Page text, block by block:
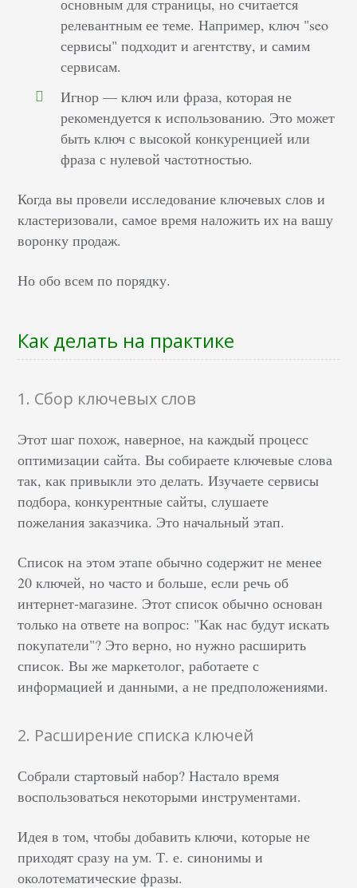
релевантным ее теме. Например, ключ "seo
сервисы" подходит и агентству, и самим
сервисам.
Игнор — ключ или фраза, которая не
рекомендуется к использованию. Это может
быть ключ с высокой конкуренцией или
фраза с нулевой частотностью.
Когда вы провели исследование ключевых слов и
кластеризовали, самое время наложить их на вашу
воронку продаж.
Но обо всем по порядку.
Как делать на практике
1. Сбор ключевых слов
Этот шаг похож, наверное, на каждый процесс
оптимизации сайта. Вы собираете ключевые слова
так, как привыкли это делать. Изучаете сервисы
подбора, конкурентные сайты, слушаете
пожелания заказчика. Это начальный этап.
Список на этом этапе обычно содержит не менее
20 ключей, но часто и больше, если речь об
интернет-магазине. Этот список обычно основан
только на ответе на вопрос: "Как нас будут искать
покупатели"? Это верно, но нужно расширить
список. Вы же маркетолог, работаете с
информацией и данными, а не предположениями.
2. Расширение списка ключей
Собрали стартовый набор? Настало время
воспользоваться некоторыми инструментами.
Идея в том, чтобы добавить ключи, которые не
приходят сразу на ум. Т. е. синонимы и
околотематические фразы.